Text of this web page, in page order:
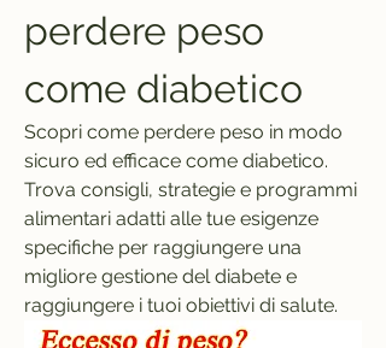
perdere peso
come diabetico
Scopri come perdere peso in modo
sicuro ed efficace come diabetico.
Trova consigli, strategie e programmi
alimentari adatti alle tue esigenze
specifiche per raggiungere una
migliore gestione del diabete e
raggiungere i tuoi obiettivi di salute.